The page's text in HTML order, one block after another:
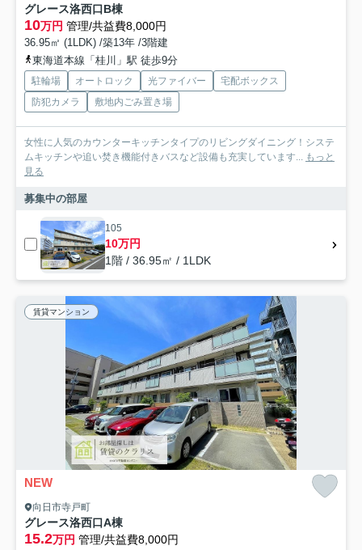
グレース洛西口B棟
10万円 管理/共益費8,000円
36.95㎡ (1LDK) /築13年 /3階建
東海道本線「桂川」駅 徒歩9分
駐輪場 オートロック 光ファイバー
宅配ボックス
防犯カメラ
敷地内ごみ置き場
女性に人気のカウンターキッチンタイプのリビングダイニング！システ
ムキッチンや追い焚き機能付きバスなど設備も充実しています...
もっと
見る
募集中の部屋
105
10万円
1階 / 36.95㎡ / 1LDK
賃貸マンション
NEW
向日市寺戸町
グレース洛西口A棟
15.2万円 管理/共益費8,000円